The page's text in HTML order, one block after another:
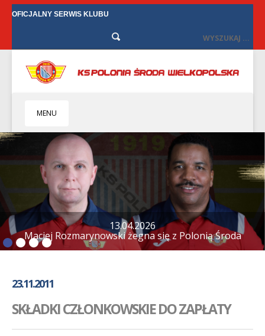
OFICJALNY SERWIS KLUBU
MENU
HOME
KLUB
BIZNES
SENIORZY
SENIORKI
BILETY
KONTAKT
SKLEP
23.11.2011
SKŁADKI CZŁONKOWSKIE DO ZAPŁATY